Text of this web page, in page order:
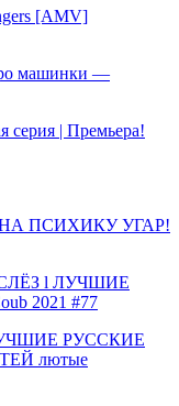
[AMV]
машинки —
серия | Премьера!
ПСИХИКУ УГАР!
l ЛУЧШИЕ
2021 #77
РУССКИЕ
лютые